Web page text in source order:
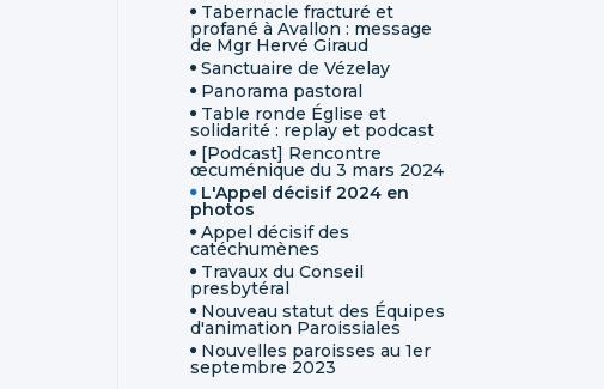
Tabernacle fracturé et
profané à Avallon : message
de Mgr Hervé Giraud
Sanctuaire de Vézelay
Panorama pastoral
Table ronde Église et
solidarité : replay et podcast
[Podcast] Rencontre
œcuménique du 3 mars 2024
L'Appel décisif 2024 en
photos
Appel décisif des
catéchumènes
Travaux du Conseil
presbytéral
Nouveau statut des Équipes
d'animation Paroissiales
Nouvelles paroisses au 1er
septembre 2023